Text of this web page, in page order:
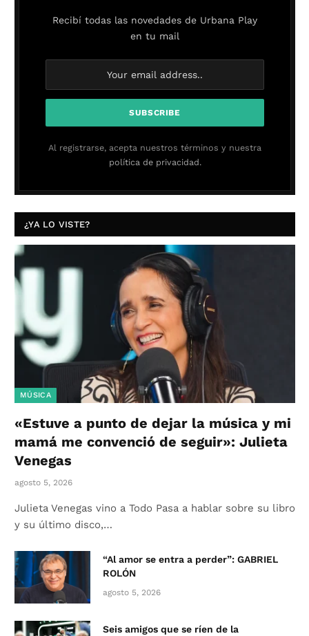
Recibí todas las novedades de Urbana Play
en tu mail
Al registrarse, acepta nuestros términos y nuestra
política de privacidad.
¿YA LO VISTE?
MÚSICA
«Estuve a punto de dejar la música y mi
mamá me convenció de seguir»: Julieta
Venegas
agosto 5, 2026
Julieta Venegas vino a Todo Pasa a hablar sobre su libro
y su último disco,…
“Al amor se entra a perder”: GABRIEL
ROLÓN
agosto 5, 2026
Seis amigos que se ríen de la